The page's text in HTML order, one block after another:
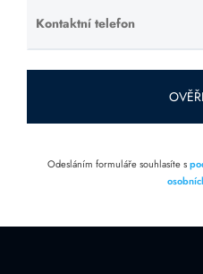
Kontaktní telefon
Ponechte
toto pole
prázdné.
Odesláním formuláře souhlasíte s